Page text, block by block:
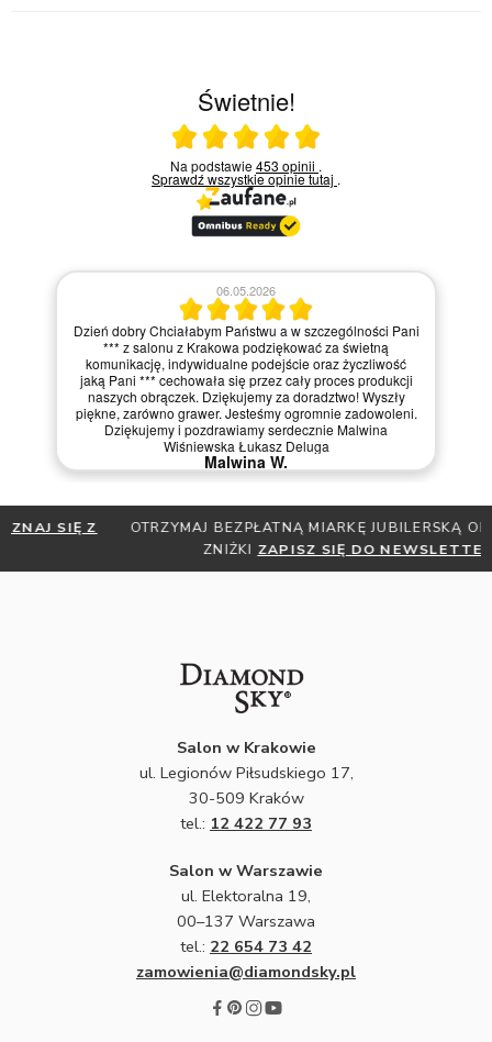
Świetnie!
Ocena średnia 5 na 5
Na podstawie453 opinii .
Sprawdź wszystkie opinietutaj .
06.05.2026
Dzień dobry Chciałabym Państwu a w szczególności Pani
*** z salonu z Krakowa podziękować za świetną
komunikację, indywidualne podejście oraz życzliwość
jaką Pani *** cechowała się przez cały proces produkcji
naszych obrączek. Dziękujemy za doradztwo! Wyszły
piękne, zarówno grawer. Jesteśmy ogromnie zadowoleni.
Dziękujemy i pozdrawiamy serdecznie Malwina
Wiśniewska Łukasz Deluga
Malwina W.
OTRZYMAJ BEZPŁATNĄ MIARKĘ JUBILERSKĄ ORAZ DO 30%
ZAPISZ SIĘ DO NEWSLETTERA
Salon w Krakowie
ul. Legionów Piłsudskiego 17,
30-509 Kraków
tel.: 12 422 77 93
Salon w Warszawie
ul. Elektoralna 19,
00–137 Warszawa
tel.: 22 654 73 42
zamowienia@diamondsky.pl